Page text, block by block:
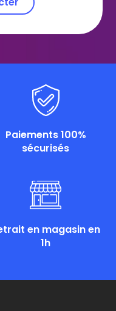
Paiements 100%
sécurisés
en magasin en
1h